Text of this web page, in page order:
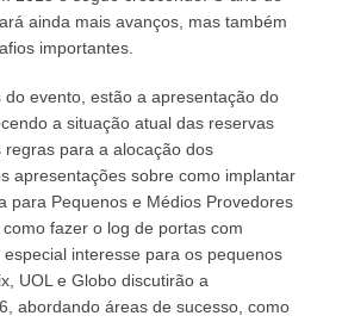
ainda mais avanços, mas também
importantes.
do evento, estão a apresentação do
a situação atual das reservas
regras para a alocação dos
apresentações sobre como implantar
para Pequenos e Médios Provedores
fazer o log de portas com
especial interesse para os pequenos
UOL e Globo discutirão a
abordando áreas de sucesso, como